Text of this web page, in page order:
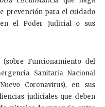
prevención para el cuidado
el Poder Judicial o sus
Funcionamiento del
Sanitaria Nacional
Coronavirus), en sus
judiciales que deben